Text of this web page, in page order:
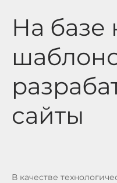
На базе
сайты
В качестве